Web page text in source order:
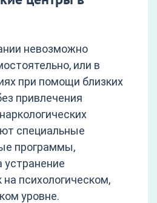
невозможно
или в
при помощи близких
привлечения
специальные
программы,
устранение
на психологическом,
уровне.